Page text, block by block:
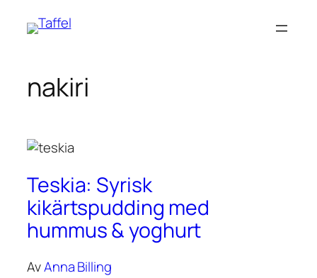
Hoppa
nakiri
Teskia: Syrisk
kikärtspudding med
hummus & yoghurt
AvAnna Billing